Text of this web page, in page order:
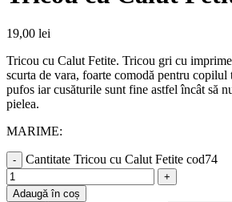
19,00 lei
Tricou cu Calut Fetite. Tricou gri cu
scurta de vara, foarte comodă pentru copilul
pufos iar cusăturile sunt fine astfel încât să
pielea.
MARIME:
Cantitate Tricou cu Calut Fetite cod74
Adaugă în coș